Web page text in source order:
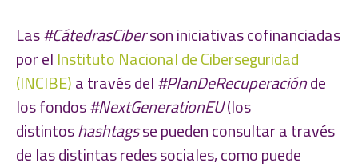
Las#CátedrasCiberson iniciativas cofinanciadas
por el Instituto Nacional de Ciberseguridad
(INCIBE)a través del#PlanDeRecuperaciónde
los fondos#NextGenerationEU(los
distintoshashtagsse pueden consultar a través
de las distintas redes sociales, como puede